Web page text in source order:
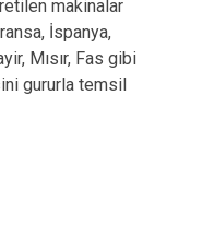
makinalar
İspanya,
Mısır, Fas gibi
gururla temsil